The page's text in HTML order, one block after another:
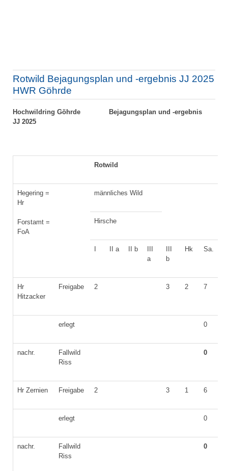
Rotwild Bejagungsplan und -ergebnis JJ 2025
HWR Göhrde
Hochwildring Göhrde Bejagungsplan und -ergebnis
JJ 2025
Rotwild
Hegering =
Hr
Forstamt =
FoA
männliches Wild
Hirsche
II a II b
a
b
Hk Sa.
Hr
Hitzacker
Freigabe 2 3 2 7
erlegt 0
nachr.
Fallwild
Riss
0
Hr Zernien Freigabe 2 3 1 6
erlegt 0
nachr.
Fallwild
Riss
0